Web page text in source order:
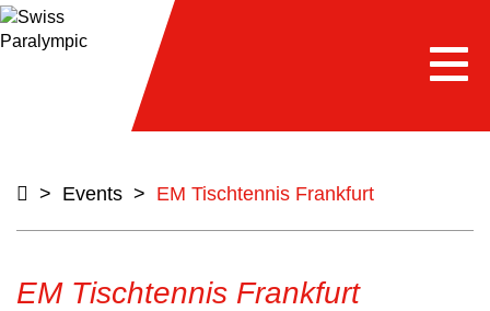
> Events > EM Tischtennis Frankfurt
EM Tischtennis Frankfurt